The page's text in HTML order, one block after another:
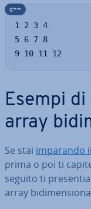
1 2 3 4
5 6 7 8
9 10 11 12
c++
Esempi
array
Se stai imparando
prima o poi ti
seguito ti
array